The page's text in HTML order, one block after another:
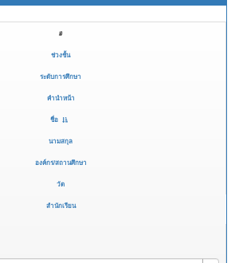
#
ช่วงชั้น
ระดับการศึกษา
คำนำหน้า
ชื่อ
นามสกุล
องค์กร/สถานศึกษา
วัด
สำนักเรียน